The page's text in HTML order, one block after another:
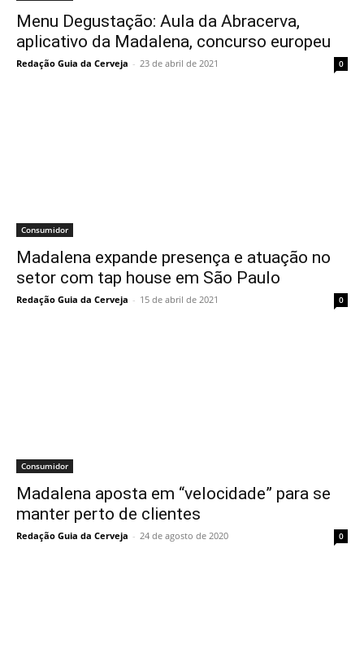
Menu Degustação: Aula da Abracerva,
aplicativo da Madalena, concurso europeu
Redação Guia da Cerveja - 23 de abril de 2021 0
Consumidor
Madalena expande presença e atuação no
setor com tap house em São Paulo
Redação Guia da Cerveja - 15 de abril de 2021 0
Consumidor
Madalena aposta em “velocidade” para se
manter perto de clientes
Redação Guia da Cerveja - 24 de agosto de 2020 0